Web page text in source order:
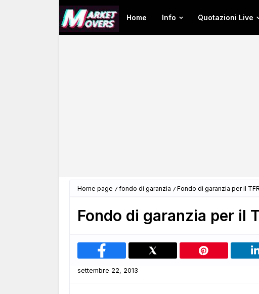
Home Info Quotazioni Live
Home page fondo di garanzia Fondo di garanzia per il
Fondo di garanzia per il
settembre 22, 2013